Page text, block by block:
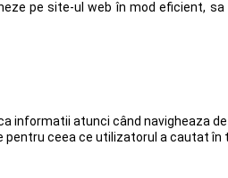
pe site-ul web în mod eficient,
atunci când navigheaza
pentru ceea ce utilizatorul a cautat în